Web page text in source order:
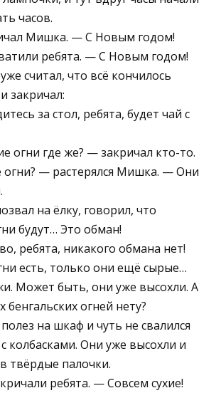
часов.
Мишка. — С Новым годом!
ребята. — С Новым годом!
считал, что всё кончилось
закричал:
за стол, ребята, будет чай с
огни где же? — закричал кто-то.
огни? — растерялся Мишка. — Они
на ёлку, говорил, что
будут… Это обман!
ребята, никакого обмана нет!
есть, только они ещё сырые…
Может быть, они уже высохли. А
огней нету?
на шкаф и чуть не свалился
колбасками. Они уже высохли и
твёрдые палочки.
ребята. — Совсем сухие!